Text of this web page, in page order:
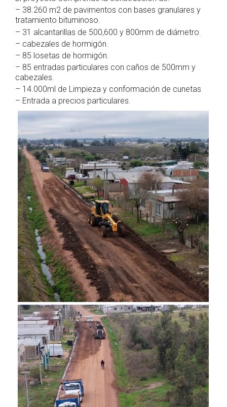
– 38.260 m2 de pavimentos con bases granulares y
tratamiento bituminoso.
– 31 alcantarillas de 500,600 y 800mm de diámetro.
– cabezales de hormigón.
– 85 losetas de hormigón.
– 85 entradas particulares con caños de 500mm y
cabezales.
– 14.000ml de Limpieza y conformación de cunetas
– Entrada a precios particulares.